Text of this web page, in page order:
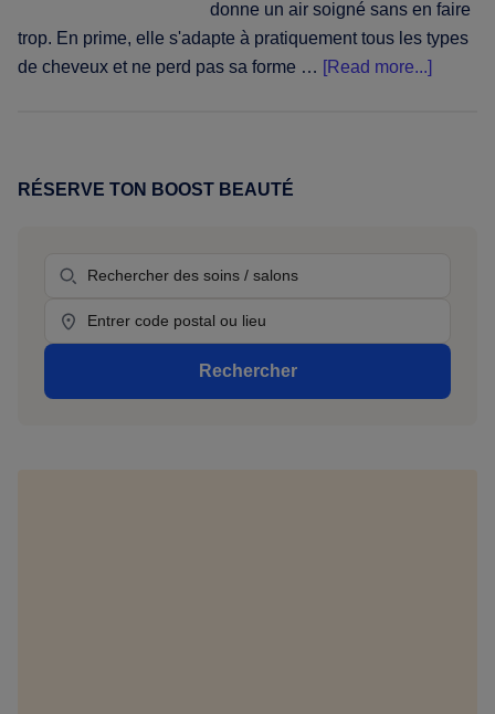
donne un air soigné sans en faire
trop. En prime, elle s'adapte à pratiquement tous les types
de cheveux et ne perd pas sa forme … [Read more...]about
Primary
RÉSERVE TON BOOST BEAUTÉ
Rechercher